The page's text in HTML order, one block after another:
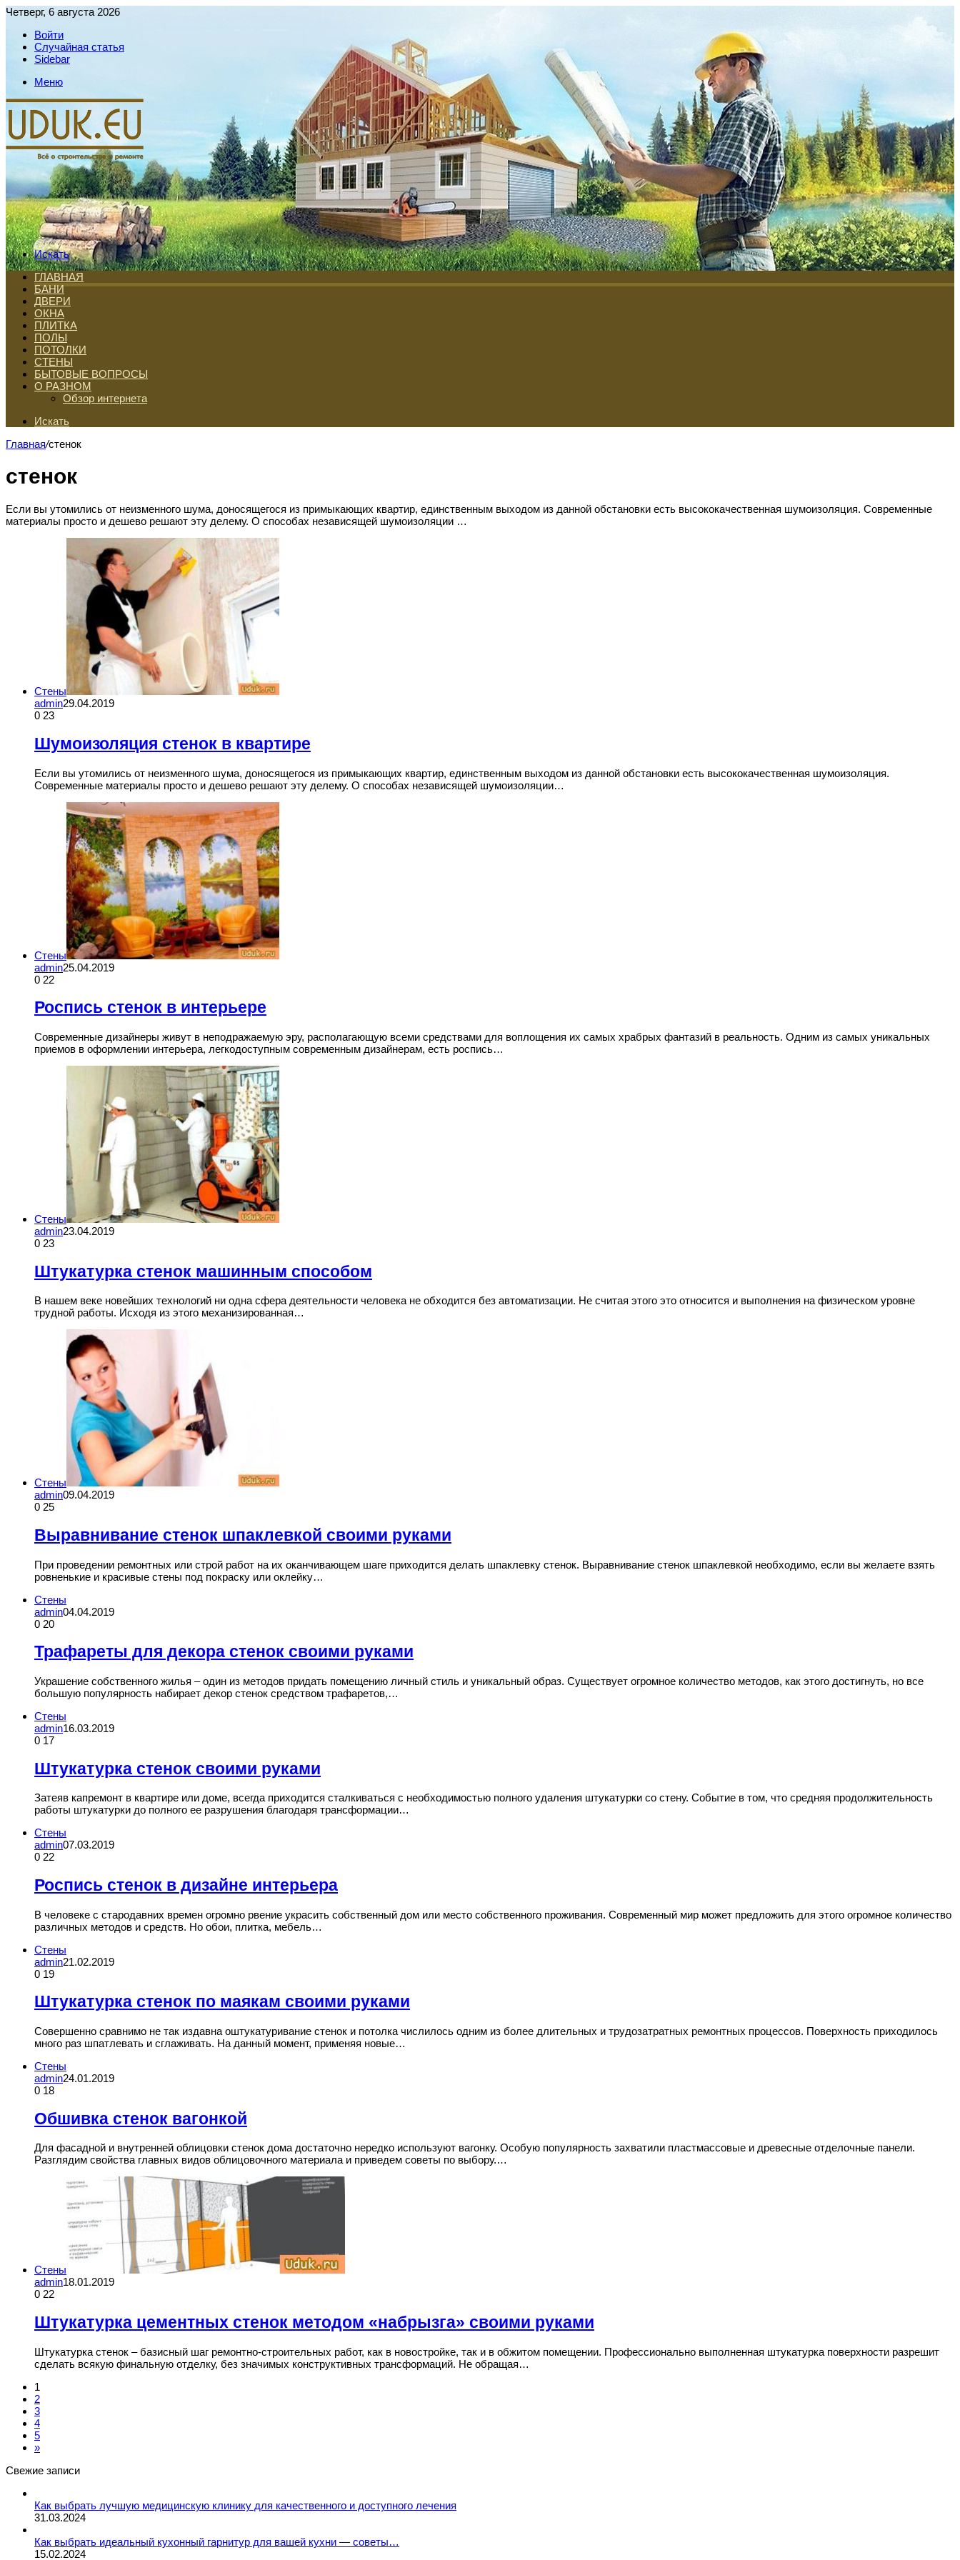
Четверг, 6 августа 2026
Войти
Случайная статья
Sidebar
Меню
Искать
ГЛАВНАЯ
БАНИ
ДВЕРИ
ОКНА
ПЛИТКА
ПОЛЫ
ПОТОЛКИ
СТЕНЫ
БЫТОВЫЕ ВОПРОСЫ
О РАЗНОМ
Обзор интернета
Искать
Главная/стенок
стенок
Если вы утомились от неизменного шума, доносящегося из примыкающих квартир, единственным выходом из данной обстановки есть высококачественная шумоизоляция. Современные
материалы просто и дешево решают эту делему. О способах независящей шумоизоляции …
Стены
admin29.04.2019
0 23
Шумоизоляция стенок в квартире
Если вы утомились от неизменного шума, доносящегося из примыкающих квартир, единственным выходом из данной обстановки есть высококачественная шумоизоляция.
Современные материалы просто и дешево решают эту делему. О способах независящей шумоизоляции…
Стены
admin25.04.2019
0 22
Роспись стенок в интерьере
Современные дизайнеры живут в неподражаемую эру, располагающую всеми средствами для воплощения их самых храбрых фантазий в реальность. Одним из самых уникальных
приемов в оформлении интерьера, легкодоступным современным дизайнерам, есть роспись…
Стены
admin23.04.2019
0 23
Штукатурка стенок машинным способом
В нашем веке новейших технологий ни одна сфера деятельности человека не обходится без автоматизации. Не считая этого это относится и выполнения на физическом уровне
трудной работы. Исходя из этого механизированная…
Стены
admin09.04.2019
0 25
Выравнивание стенок шпаклевкой своими руками
При проведении ремонтных или строй работ на их оканчивающем шаге приходится делать шпаклевку стенок. Выравнивание стенок шпаклевкой необходимо, если вы желаете взять
ровненькие и красивые стены под покраску или оклейку…
Стены
admin04.04.2019
0 20
Трафареты для декора стенок своими руками
Украшение собственного жилья – один из методов придать помещению личный стиль и уникальный образ. Существует огромное количество методов, как этого достигнуть, но все
большую популярность набирает декор стенок средством трафаретов,…
Стены
admin16.03.2019
0 17
Штукатурка стенок своими руками
Затеяв капремонт в квартире или доме, всегда приходится сталкиваться с необходимостью полного удаления штукатурки со стену. Событие в том, что средняя продолжительность
работы штукатурки до полного ее разрушения благодаря трансформации…
Стены
admin07.03.2019
0 22
Роспись стенок в дизайне интерьера
В человеке с стародавних времен огромно рвение украсить собственный дом или место собственного проживания. Современный мир может предложить для этого огромное количество
различных методов и средств. Но обои, плитка, мебель…
Стены
admin21.02.2019
0 19
Штукатурка стенок по маякам своими руками
Совершенно сравнимо не так издавна оштукатуривание стенок и потолка числилось одним из более длительных и трудозатратных ремонтных процессов. Поверхность приходилось
много раз шпатлевать и сглаживать. На данный момент, применяя новые…
Стены
admin24.01.2019
0 18
Обшивка стенок вагонкой
Для фасадной и внутренней облицовки стенок дома достаточно нередко используют вагонку. Особую популярность захватили пластмассовые и древесные отделочные панели.
Разглядим свойства главных видов облицовочного материала и приведем советы по выбору.…
Стены
admin18.01.2019
0 22
Штукатурка цементных стенок методом «набрызга» своими руками
Штукатурка стенок – базисный шаг ремонтно-строительных работ, как в новостройке, так и в обжитом помещении. Профессионально выполненная штукатурка поверхности разрешит
сделать всякую финальную отделку, без значимых конструктивных трансформаций. Не обращая…
1
2
3
4
5
»
Свежие записи
Как выбрать лучшую медицинскую клинику для качественного и доступного лечения
31.03.2024
Как выбрать идеальный кухонный гарнитур для вашей кухни — советы…
15.02.2024